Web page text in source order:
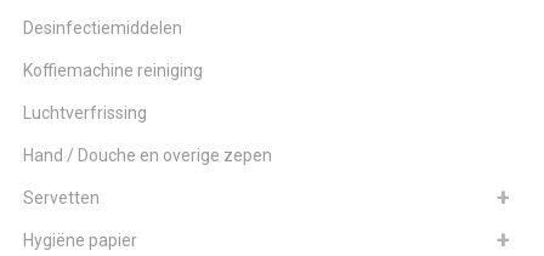
Desinfectiemiddelen
Koffiemachine reiniging
Luchtverfrissing
Hand / Douche en overige zepen
Servetten
Hygiëne papier